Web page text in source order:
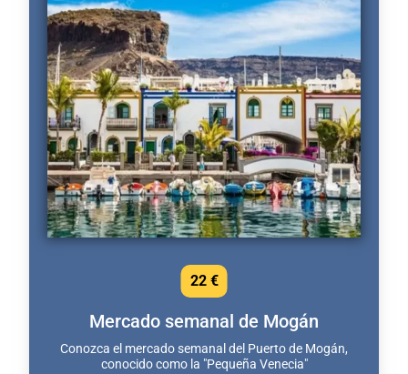
Mercado semanal de Mogán
Conozca el mercado semanal del Puerto de Mogán,
conocido como la "Pequeña Venecia"
22 €